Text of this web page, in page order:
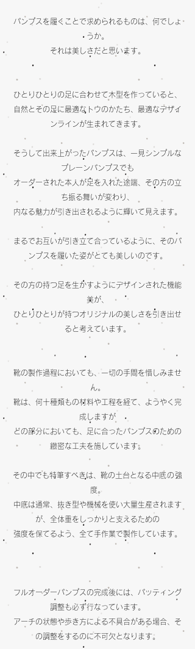
パンプスを履くことで求められるものは、何でしょ
うか。
それは美しさだと思います。
ひとりひとりの足に合わせて木型を作っていると、
自然とその足に最適なトウのかたち、最適なデザイ
ンラインが生まれてきます。
そうして出来上がったパンプスは、一見シンプルな
プレーンパンプスでも
オーダーされた本人が足を入れた途端、その方の立
ち振る舞いが変わり、
内なる魅力が引き出されるように輝いて見えます。
まるでお互いが引き立て合っているように、そのパ
ンプスを履いた姿がとても美しいのです。
その方の持つ足を生かすようにデザインされた機能
美が、
ひとりひとりが持つオリジナルの美しさを引き出せ
ると考えています。
​靴の製作過程においても、一切の手間を惜しみませ
ん。
靴は、何十種類もの材料や工程を経て、ようやく完
成しますが
​どの部分においても、足に合ったパンプスのための
緻密な工夫を施しています。
その中でも特筆すべきは、靴の土台となる中底の強
度 。
中底は通常、抜き型や機械を使い大量生産されます
が、全体重をしっかりと支えるための
強度を保てるよう、 全て手作業で製作していま す。
フルオーダーパンプスの完成後には、パッティング
調整も必ず行なっています。
アーチの状態や歩き方による不具合がある場合、そ
の調整をするのに不可欠となります。